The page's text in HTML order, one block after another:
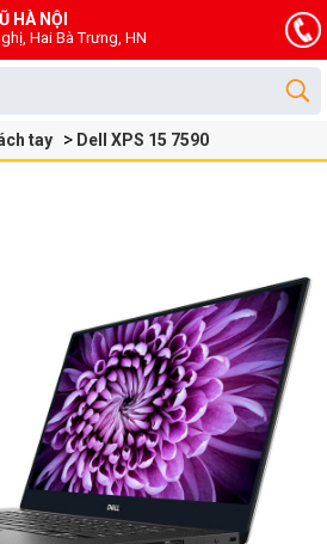
HÀ NỘI
Hai Bà Trưng, HN
tay Dell XPS 15 7590